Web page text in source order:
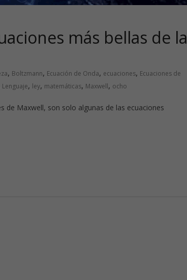
más bellas de la
, Boltzmann, Ecuación de Onda, ecuaciones, Ecuaciones de
Lenguaje, ley, matemáticas, Maxwell, ocho
de Maxwell, son solo algunas de las ecuaciones